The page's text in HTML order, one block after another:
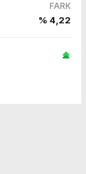
FARK
% 4,22